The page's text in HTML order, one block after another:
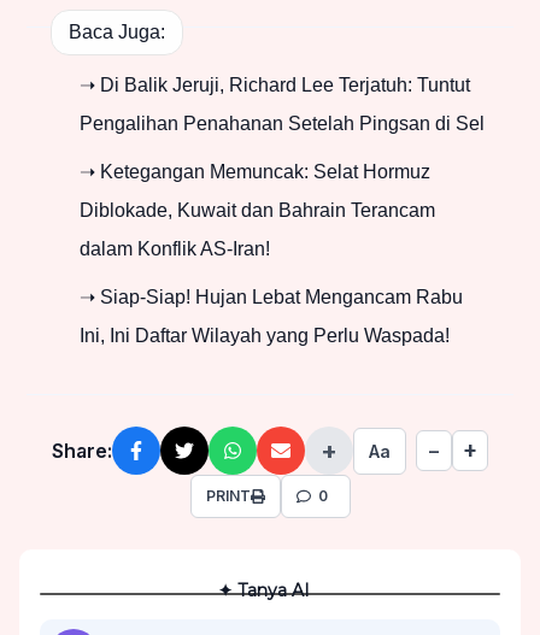
Baca Juga:
➝ Di Balik Jeruji, Richard Lee Terjatuh: Tuntut
Pengalihan Penahanan Setelah Pingsan di Sel
➝ Ketegangan Memuncak: Selat Hormuz
Diblokade, Kuwait dan Bahrain Terancam
dalam Konflik AS-Iran!
➝ Siap-Siap! Hujan Lebat Mengancam Rabu
Ini, Ini Daftar Wilayah yang Perlu Waspada!
Share: + Aa − +
PRINT 0
✦ Tanya AI